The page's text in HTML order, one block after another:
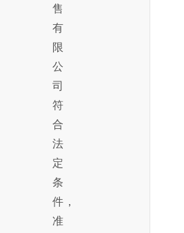
售
有
限
公
司
符
合
法
定
条
件，
准